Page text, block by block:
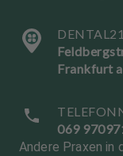
Frankfurt
069
Andere Praxen in